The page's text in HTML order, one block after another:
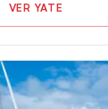
VER YATE